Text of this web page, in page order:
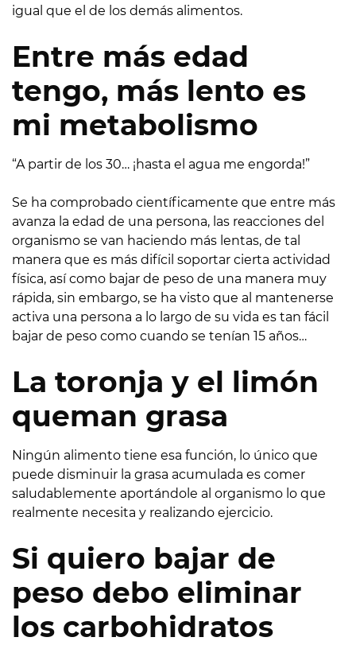
igual que el de los demás alimentos.
Entre más edad
tengo, más lento es
mi metabolismo
“A partir de los 30… ¡hasta el agua me engorda!”
Se ha comprobado científicamente que entre más
avanza la edad de una persona, las reacciones del
organismo se van haciendo más lentas, de tal
manera que es más difícil soportar cierta actividad
física, así como bajar de peso de una manera muy
rápida, sin embargo, se ha visto que al mantenerse
activa una persona a lo largo de su vida es tan fácil
bajar de peso como cuando se tenían 15 años…
La toronja y el limón
queman grasa
Ningún alimento tiene esa función, lo único que
puede disminuir la grasa acumulada es comer
saludablemente aportándole al organismo lo que
realmente necesita y realizando ejercicio.
Si quiero bajar de
peso debo eliminar
los carbohidratos